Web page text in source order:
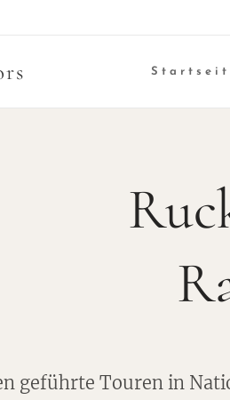
geführte Touren in